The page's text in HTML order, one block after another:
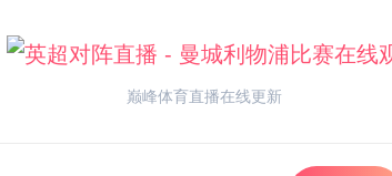
巅峰体育直播在线更新